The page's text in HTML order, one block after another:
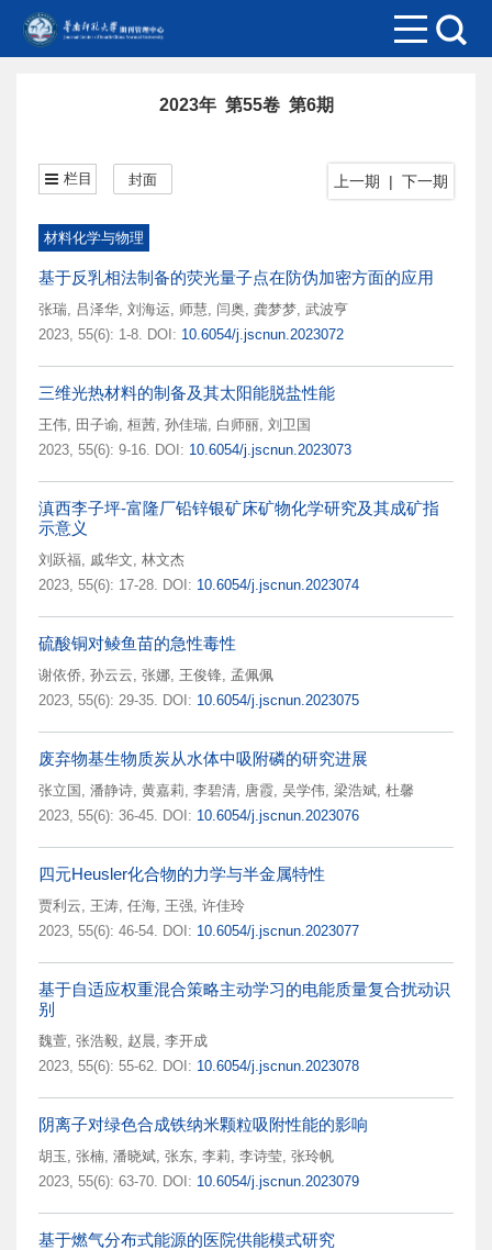
2023年 第55卷 第6期
上一期 | 下一期
栏目 封面
材料化学与物理
基于反乳相法制备的荧光量子点在防伪加密方面的应用
张瑞, 吕泽华, 刘海运, 师慧, 闫奥, 龚梦梦, 武波亨
2023, 55(6): 1-8. DOI: 10.6054/j.jscnun.2023072
三维光热材料的制备及其太阳能脱盐性能
王伟, 田子谕, 桓茜, 孙佳瑞, 白师丽, 刘卫国
2023, 55(6): 9-16. DOI: 10.6054/j.jscnun.2023073
滇西李子坪-富隆厂铅锌银矿床矿物化学研究及其成矿指
示意义
刘跃福, 戚华文, 林文杰
2023, 55(6): 17-28. DOI: 10.6054/j.jscnun.2023074
硫酸铜对鲮鱼苗的急性毒性
谢依侨, 孙云云, 张娜, 王俊锋, 孟佩佩
2023, 55(6): 29-35. DOI: 10.6054/j.jscnun.2023075
废弃物基生物质炭从水体中吸附磷的研究进展
张立国 , 潘静诗, 黄嘉莉, 李碧清, 唐霞, 吴学伟, 梁浩斌, 杜馨
2023, 55(6): 36-45. DOI: 10.6054/j.jscnun.2023076
四元Heusler化合物的力学与半金属特性
贾利云, 王涛, 任海, 王强, 许佳玲
2023, 55(6): 46-54. DOI: 10.6054/j.jscnun.2023077
基于自适应权重混合策略主动学习的电能质量复合扰动识
别
魏萱, 张浩毅, 赵晨, 李开成
2023, 55(6): 55-62. DOI: 10.6054/j.jscnun.2023078
阴离子对绿色合成铁纳米颗粒吸附性能的影响
胡玉, 张楠, 潘晓斌, 张东, 李莉, 李诗莹, 张玲帆
2023, 55(6): 63-70. DOI: 10.6054/j.jscnun.2023079
基于燃气分布式能源的医院供能模式研究